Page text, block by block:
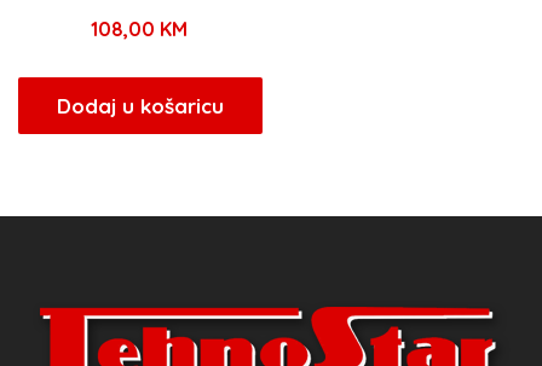
108,00 KM
Dodaj u košaricu